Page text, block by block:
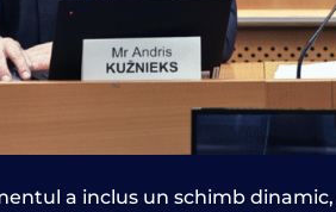
a inclus un schimb